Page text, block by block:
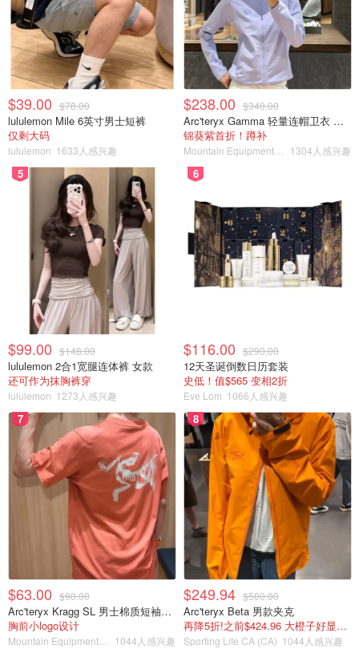
seebyangel 13 查看原帖
💫MASK公司在2019年创立, 是美国自家的护肤品牌公司! 它
家的面膜是通过EWG认证的, 绝对安全可靠, 使用者大可放
心! 这次Angel收到三款不同的面膜, 也算是它家的主打面膜小
集会了! 三款面膜分别是ageless(逆龄), luminouss(水光), 和
spotless(无暇)!!! 每款都是惊喜!!! 而且它们的手写卡真的是太
有心思了, 比❤️
产品成分
猫小仙Cloris 14 查看原帖
▫️ageless冻龄面膜▫️ 这款面膜含有丰富的卡卡杜李和南瓜籽成
$39.00 $78.00
lululemon Mile 6英寸男士短裤
仅剩大码
lululemon 1633人感兴趣
$238.00 $340.00
Arc'teryx Gamma 轻量连帽卫衣 女款
锦葵紫首折！蹲补
1304人感兴趣
5
$99.00 $148.00
lululemon 2合1宽腿连体裤 女款
还可作为抹胸裤穿
lululemon 1273人感兴趣
6
$116.00 $290.00
12天圣诞倒数日历套装
史低！值$565 变相2折
Eve Lom 1066人感兴趣
7
$63.00 $90.00
Arc'teryx Kragg SL 男士棉质短袖T恤
胸前小logo设计
1044人感兴趣
8
$249.94 $500.00
Arc'teryx Beta 男款夹克
再降5折!之前$424.96 大橙子好显白 蹲补
Sporting Life CA (CA) 1044人感兴趣